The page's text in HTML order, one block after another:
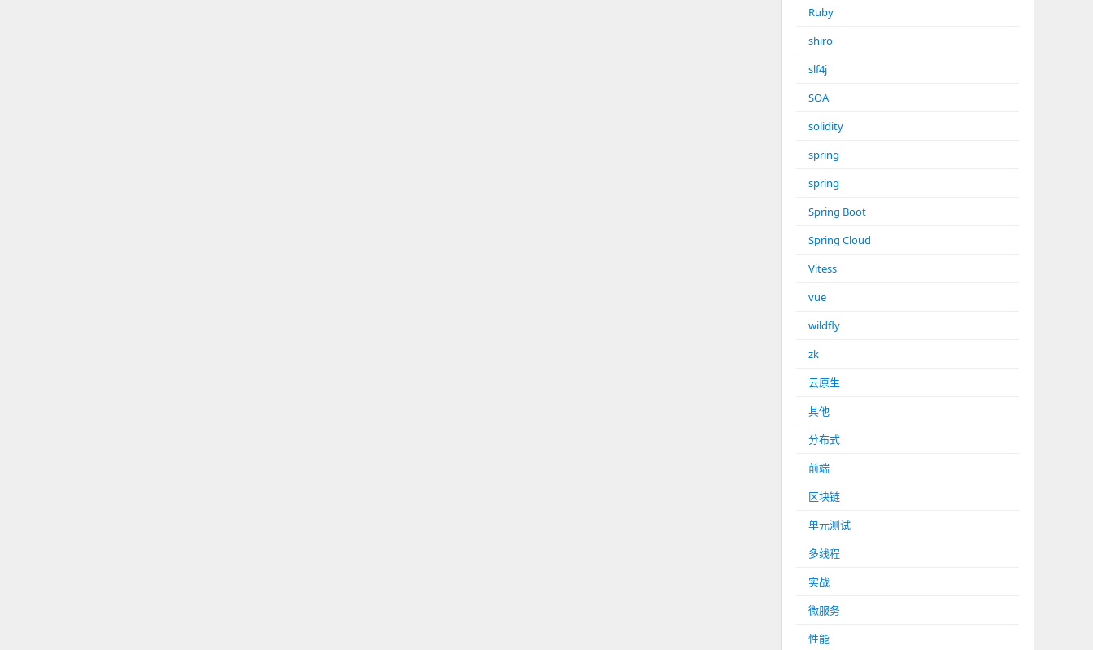
Ruby
shiro
slf4j
SOA
solidity
spring
spring
Spring Boot
Spring Cloud
Vitess
vue
wildfly
zk
云原生
其他
分布式
前端
区块链
单元测试
多线程
实战
微服务
性能